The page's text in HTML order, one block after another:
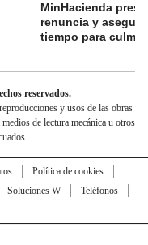
MinHacienda
renuncia y
tiempo para
reservados.
y usos de las obras
de lectura mecánica u otros
Política de cookies
Soluciones W
Teléfonos